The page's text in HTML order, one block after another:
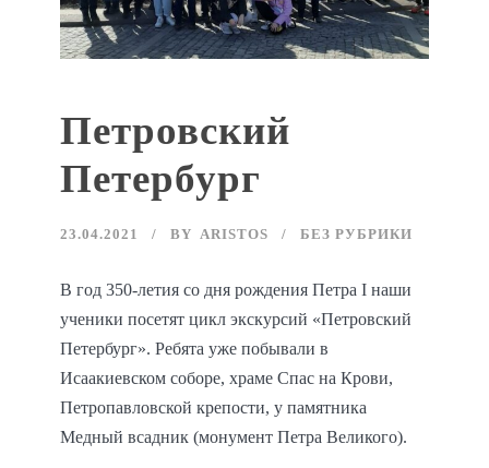
Петровский
Петербург
23.04.2021 BY ARISTOS БЕЗ РУБРИКИ
В год 350-летия со дня рождения Петра I наши
ученики посетят цикл экскурсий «Петровский
Петербург». Ребята уже побывали в
Исаакиевском соборе, храме Спас на Крови,
Петропавловской крепости, у памятника
Медный всадник (монумент Петра Великого).